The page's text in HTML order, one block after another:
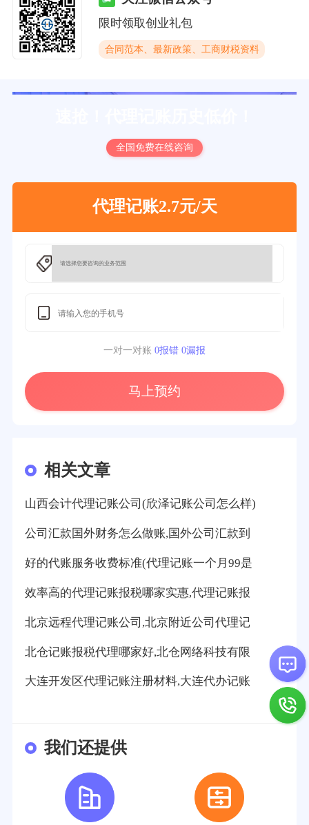
限时领取创业礼包
合同范本、最新政策、工商财税资料
全国免费在线咨询
代理记账2.7元/天
一对一对账 0报错 0漏报
马上预约
相关文章
山西会计代理记账公司(欣泽记账公司怎么样)
公司汇款国外财务怎么做账,国外公司汇款到
好的代账服务收费标准(代理记账一个月99是
效率高的代理记账报税哪家实惠,代理记账报
北京远程代理记账公司,北京附近公司代理记
北仓记账报税代理哪家好,北仓网络科技有限
大连开发区代理记账注册材料,大连代办记账
我们还提供